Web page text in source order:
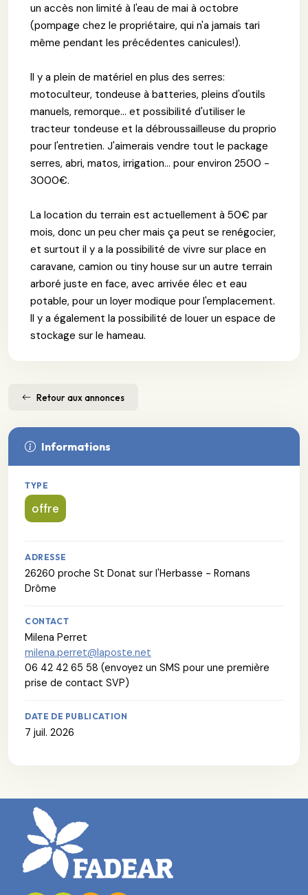
un accès non limité à l'eau de mai à octobre
(pompage chez le propriétaire, qui n'a jamais tari
même pendant les précédentes canicules!).
Il y a plein de matériel en plus des serres:
motoculteur, tondeuse à batteries, pleins d'outils
manuels, remorque... et possibilité d'utiliser le
tracteur tondeuse et la débroussailleuse du proprio
pour l'entretien. J'aimerais vendre tout le package
serres, abri, matos, irrigation... pour environ 2500 -
3000€.
La location du terrain est actuellement à 50€ par
mois, donc un peu cher mais ça peut se renégocier,
et surtout il y a la possibilité de vivre sur place en
caravane, camion ou tiny house sur un autre terrain
arboré juste en face, avec arrivée élec et eau
potable, pour un loyer modique pour l'emplacement.
Il y a également la possibilité de louer un espace de
stockage sur le hameau.
Retour aux annonces
Informations
TYPE
offre
ADRESSE
26260 proche St Donat sur l'Herbasse - Romans
Drôme
CONTACT
Milena Perret
milena.perret@laposte.net
06 42 42 65 58 (envoyez un SMS pour une première
prise de contact SVP)
DATE DE PUBLICATION
7 juil. 2026